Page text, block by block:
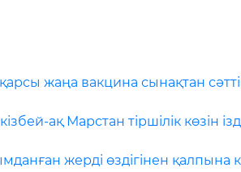
жаңа вакцина сынақтан сәтті
ақ Марстан тіршілік көзін
жерді өздігінен қалпына